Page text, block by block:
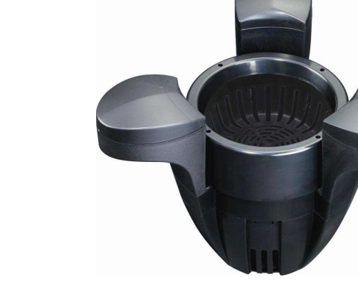
Картофель семенной
Кашпо, пластик,
керамика
Комнатные горшечные
Поиск